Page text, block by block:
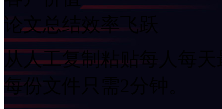
论文总结效率飞跃
从人工复制粘贴每人每天
每份文件只需2分钟。